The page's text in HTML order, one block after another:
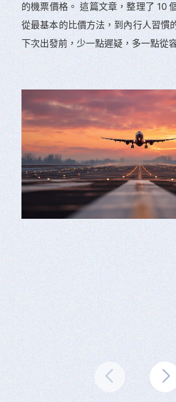
的機票價格。 這篇文章，整理了 10
從最基本的比價方法，到內行人習慣
下次出發前，少一點遲疑，多一點從